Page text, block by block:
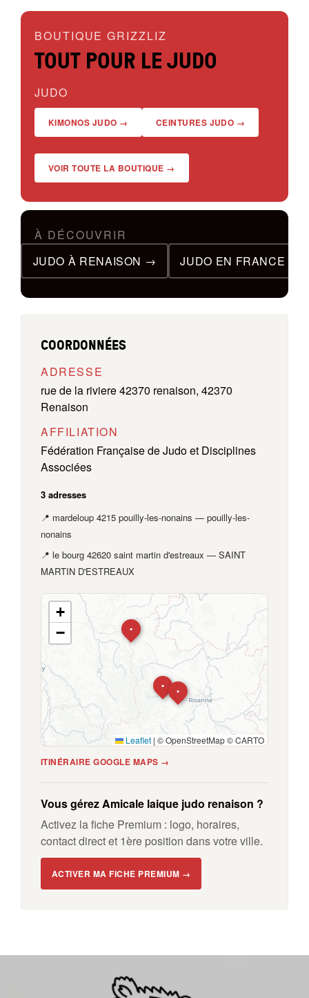
BOUTIQUE GRIZZLIZ
TOUT POUR LE JUDO
JUDO
KIMONOS JUDO → CEINTURES JUDO →
VOIR TOUTE LA BOUTIQUE →
À DÉCOUVRIR
JUDO À RENAISON →
JUDO EN FRANCE →
COORDONNÉES
ADRESSE
rue de la riviere 42370 renaison, 42370
Renaison
AFFILIATION
Fédération Française de Judo et Disciplines
Associées
3 adresses
📍 mardeloup 4215 pouilly-les-nonains — pouilly-les-
nonains
📍 le bourg 42620 saint martin d'estreaux — SAINT
MARTIN D'ESTREAUX
•
•
•
+
−
Leaflet | © OpenStreetMap © CARTO
ITINÉRAIRE GOOGLE MAPS →
Vous gérez Amicale laique judo renaison ?
Activez la fiche Premium : logo, horaires,
contact direct et 1ère position dans votre ville.
ACTIVER MA FICHE PREMIUM →